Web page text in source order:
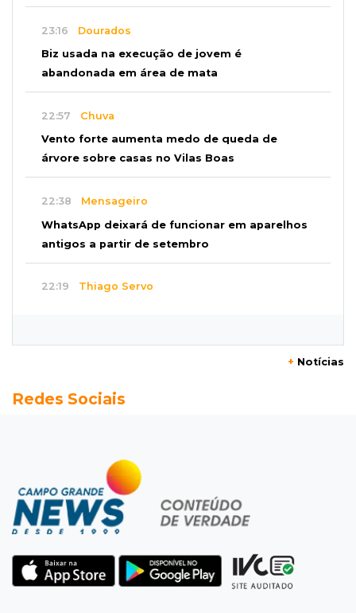
23:16 Dourados
Biz usada na execução de jovem é
abandonada em área de mata
22:57 Chuva
Vento forte aumenta medo de queda de
árvore sobre casas no Vilas Boas
22:38 Mensageiro
WhatsApp deixará de funcionar em aparelhos
antigos a partir de setembro
22:19 Thiago Servo
Semana vai começar com 909 novas
Flagrante
Motorista atinge carro parado, perde
retrovisor e foge no Jardim Antártica
“Sinto que ela está por perto”, diz mãe de
bebê desaparecida
+ Notícias
Redes Sociais